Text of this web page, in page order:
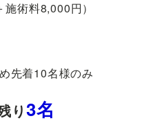
施術料8,000円）
先着10名様のみ
り3名